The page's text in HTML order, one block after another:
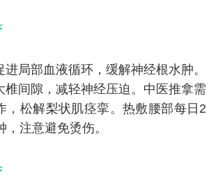
局部血液循环，缓解神经根水肿。
椎间隙，减轻神经压迫。中医推拿需
，松解梨状肌痉挛。热敷腰部每日2
注意避免烫伤。